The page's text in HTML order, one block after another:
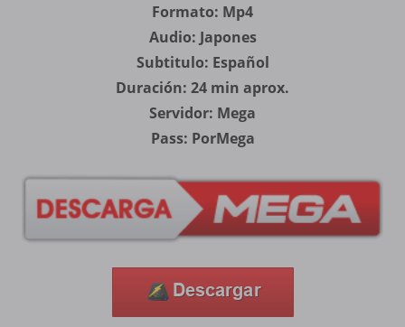
Formato: Mp4
Audio: Japones
Subtitulo: Español
Duración: 24 min aprox.
Servidor: Mega
Pass: PorMega